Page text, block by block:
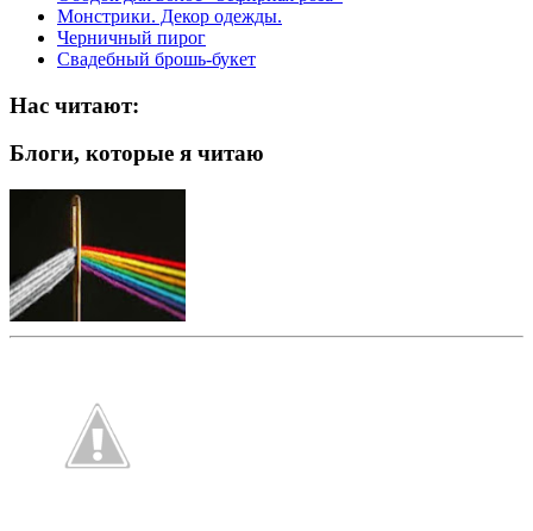
Монстрики. Декор одежды.
Черничный пирог
Свадебный брошь-букет
Нас читают:
Блоги, которые я читаю